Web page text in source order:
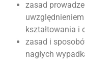
zasad
kształtowania i
zasad i
nagłych